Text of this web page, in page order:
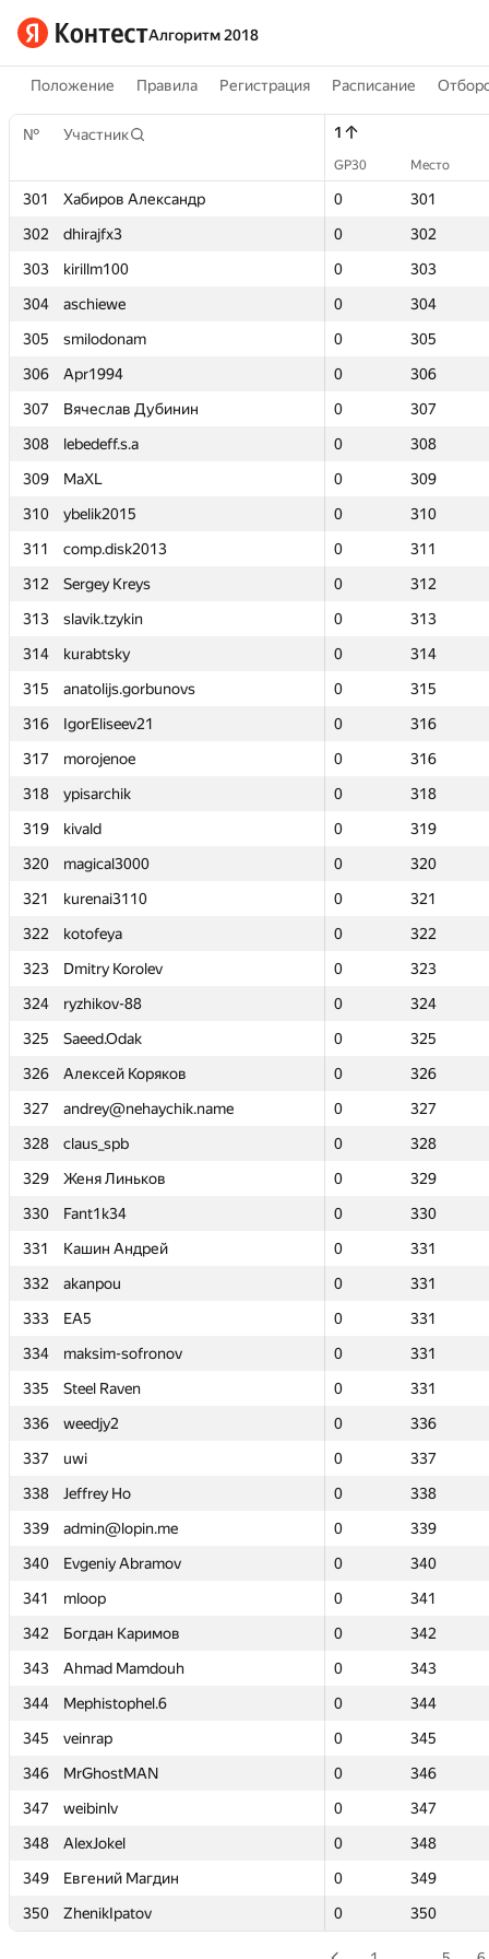
Алгоритм 2018
Положение Правила Регистрация Расписание
№ Участник 1
GP30 Место
301 Хабиров Александр 0
301
302
dhirajfx3 0
302
303
kirillm100 0
303
304
aschiewe 0
304
305
smilodonam 0
305
306
Apr1994 0
306
307
Вячеслав Дубинин 0
307
308
lebedeff.s.a 0
308
309
MaXL 0
309
310
ybelik2015 0
310
311
comp.disk2013 0
311
312
Sergey Kreys 0
312
313
slavik.tzykin 0
313
314
kurabtsky 0
314
315
anatolijs.gorbunovs 0
315
316
IgorEliseev21 0
316
317
morojenoe 0
316
318
ypisarchik 0
318
319
kivald 0
319
320
magical3000 0
320
321
kurenai3110 0
321
322
kotofeya 0
322
323
Dmitry Korolev 0
323
324
ryzhikov-88 0
324
325
Saeed.Odak 0
325
326
Алексей Коряков 0
326
327
andrey@nehaychik.name 0
327
328
claus_spb 0
328
329
Женя Линьков 0
329
330
Fant1k34 0
330
331
Кашин Андрей 0
331
332
akanpou 0
331
333
EA5 0
331
334
maksim-sofronov 0
331
335
Steel Raven 0
331
336
weedjy2 0
336
337
uwi 0
337
338
Jeffrey Ho 0
338
339
admin@lopin.me 0
339
340
Evgeniy Abramov 0
340
341
mloop 0
341
342
Богдан Каримов 0
342
343
Ahmad Mamdouh 0
343
344
Mephistophel.6 0
344
345
veinrap 0
345
346
MrGhostMAN 0
346
347
weibinlv 0
347
348
AlexJokel 0
348
349
Евгений Магдин 0
349
350
ZhenikIpatov 0 350
№ Участник 1
GP30 Место
301 Хабиров Александр 0
301
302
dhirajfx3 0
302
303
kirillm100 0
303
304
aschiewe 0
304
305
smilodonam 0
305
306
Apr1994 0
306
307
Вячеслав Дубинин 0
307
308
lebedeff.s.a 0
308
309
MaXL 0
309
310
ybelik2015 0
310
311
comp.disk2013 0
311
312
Sergey Kreys 0
312
313
slavik.tzykin 0
313
314
kurabtsky 0
314
315
anatolijs.gorbunovs 0
315
316
IgorEliseev21 0
316
317
morojenoe 0
316
318
ypisarchik 0
318
319
kivald 0
319
320
magical3000 0
320
321
kurenai3110 0
321
322
kotofeya 0
322
323
Dmitry Korolev 0
323
324
ryzhikov-88 0
324
325
Saeed.Odak 0
325
326
Алексей Коряков 0
326
327
andrey@nehaychik.name 0
327
328
claus_spb 0
328
329
Женя Линьков 0
329
330
Fant1k34 0
330
331
Кашин Андрей 0
331
332
akanpou 0
331
333
EA5 0
331
334
maksim-sofronov 0
331
335
Steel Raven 0
331
336
weedjy2 0
336
337
uwi 0
337
338
Jeffrey Ho 0
338
339
admin@lopin.me 0
339
340
Evgeniy Abramov 0
340
341
mloop 0
341
342
Богдан Каримов 0
342
343
Ahmad Mamdouh 0
343
344
Mephistophel.6 0
344
345
veinrap 0
345
346
MrGhostMAN 0
346
347
weibinlv 0
347
348
AlexJokel 0
348
349
Евгений Магдин 0
349
350
ZhenikIpatov 0 350